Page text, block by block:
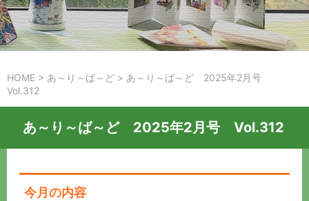
HOME > あ～り～ば～ど > あ～り～ば～ど 2025年2月号
Vol.312
あ～り～ば～ど 2025年2月号 Vol.312
今月の内容